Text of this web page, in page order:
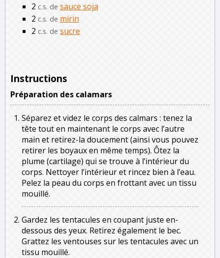
2 c.s. de sauce soja
2 c.s. de mirin
2 c.s. de sucre
Instructions
Préparation des calamars
Séparez et videz le corps des calmars : tenez la
tête tout en maintenant le corps avec l’autre
main et retirez-la doucement (ainsi vous pouvez
retirer les boyaux en même temps). Ôtez la
plume (cartilage) qui se trouve à l’intérieur du
corps. Nettoyer l’intérieur et rincez bien à l’eau.
Pelez la peau du corps en frottant avec un tissu
mouillé.
Gardez les tentacules en coupant juste en-
dessous des yeux. Retirez également le bec.
Grattez les ventouses sur les tentacules avec un
tissu mouillé.